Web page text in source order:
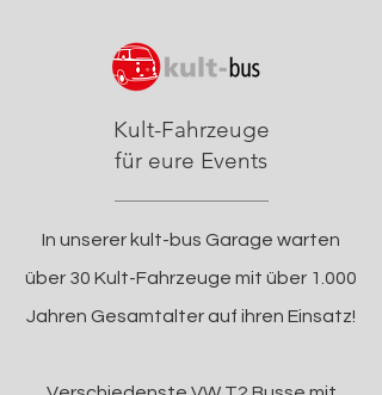
Kult-Fahrzeuge
für eure Events
In unserer kult-bus Garage warten
über 30 Kult-Fahrzeuge mit über 1.000
Jahren Gesamtalter auf ihren Einsatz!